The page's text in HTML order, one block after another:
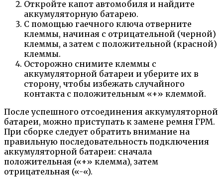
Откройте капот автомобиля и найдите
аккумуляторную батарею.
С помощью гаечного ключа отверните
клеммы, начиная с отрицательной (черной)
клеммы, а затем с положительной (красной)
клеммы.
Осторожно снимите клеммы с
аккумуляторной батареи и уберите их в
сторону, чтобы избежать случайного
контакта с положительным «+» клеммой.
После успешного отсоединения аккумуляторной
батареи, можно приступать к замене ремня ГРМ.
При сборке следует обратить внимание на
правильную последовательность подключения
аккумуляторной батареи: сначала
положительная («+» клемма), затем
отрицательная («-«).